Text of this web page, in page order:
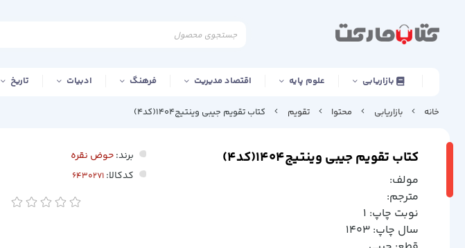
بازاریابی علوم پایه اقتصاد مدیریت فرهنگ ادبیات تاریخ
خانه بازاریابی محتوا تقویم کتاب تقویم جیبی وینتیج1404(کد4)
کتاب تقویم جیبی وینتیج1404(کد4)
مولف:
مترجم:
نوبت چاپ: 1
سال چاپ: 1403
برند:حوض نقره
کدکالا: